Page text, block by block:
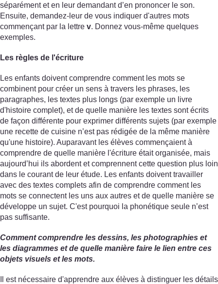
séparément et en leur demandant d’en prononcer le son.
Ensuite, demandez-leur de vous indiquer d'autres mots
commençant par la lettre v. Donnez vous-même quelques
exemples.
Les règles de l'écriture
Les enfants doivent comprendre comment les mots se
combinent pour créer un sens à travers les phrases, les
paragraphes, les textes plus longs (par exemple un livre
d'histoire complet), et de quelle manière les textes sont écrits
de façon différente pour exprimer différents sujets (par exemple
une recette de cuisine n’est pas rédigée de la même manière
qu'une histoire). Auparavant les élèves commençaient à
comprendre de quelle manière l'écriture était organisée, mais
aujourd’hui ils abordent et comprennent cette question plus loin
dans le courant de leur étude. Les enfants doivent travailler
avec des textes complets afin de comprendre comment les
mots se connectent les uns aux autres et de quelle manière se
développe un sujet. C'est pourquoi la phonétique seule n’est
pas suffisante.
Comment comprendre les dessins, les photographies et
les diagrammes et de quelle manière faire le lien entre ces
objets visuels et les mots.
Il est nécessaire d'apprendre aux élèves à distinguer les détails